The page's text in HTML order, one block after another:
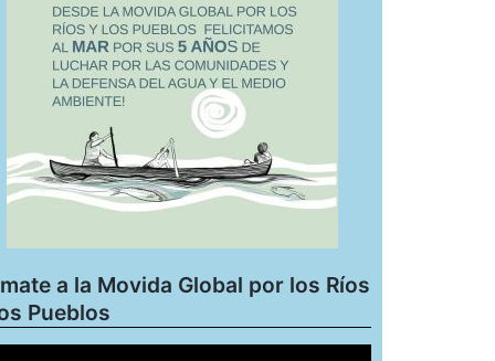
a la Movida Global por los Ríos
Pueblos